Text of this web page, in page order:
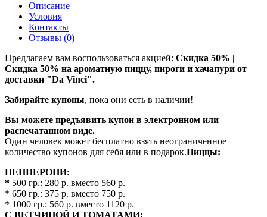
Описание
Условия
Контакты
Отзывы (0)
Предлагаем вам воспользоваться акцией: Скидка 50% |
Скидка 50% на ароматную пиццу, пироги и хачапури от
доставки "Da Vinci".
Забирайте купоны, пока они есть в наличии!
Вы можете предъявить купон в электронном или
распечатанном виде.
Один человек может бесплатно взять неограниченное
количество купонов для себя или в подарок.Пиццы:
ПЕППЕРОНИ:
* 500 гр.: 280 р. вместо 560 р.
* 650 гр.: 375 р. вместо 750 р.
* 1000 гр.: 560 р. вместо 1120 р.